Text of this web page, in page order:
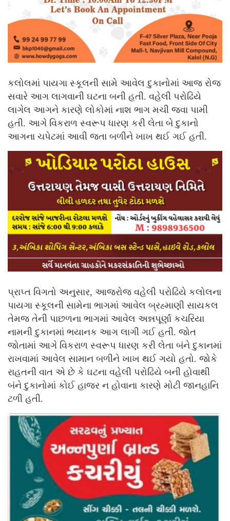
કલોલમાં પાયગા સ્કૂલની સામે આવેલ દુકાનોમાં આજ રોજ
સવારે આગ લાગવાની ઘટના બની હતી. વહેલી પરોઢિયે
લાગેલ આગને કારણે લોકોમાં નાશ ભાગ મચી જવા પામી
હતી. આગે વિકરાળ સ્વરૂપ ધારણ કરી લેતા બે દુકાનો
આગના ચપેટમાં આવી જતા બળીને ખાખ થઈ ગઈ હતી.
પ્રાપ્ત વિગતો અનુસાર, આજરોજ વહેલી પરોઢિયે કલોલના
પાયગા સ્કૂલની સામેના ભાગમાં આવેલ બ્રહ્માણી સાયકલ
તેમજ તેની પાછળના ભાગમાં આવેલ અન્નપૂર્ણા કચરિયા
નામની દુકાનમાં ભયાનક આગ લાગી ગઈ હતી. જોત
જોતામાં આગે વિકરાળ સ્વરૂપ ધારણ કરી લેતા બંને દુકાનમાં
રાખવામાં આવેલ સામાન બળીને ખાખ થઈ ગયો હતો. જોકે
રાહતની વાત એ છે કે ઘટના વહેલી પરોઢિયે બની હોવાથી
બંને દુકાનોમાં કોઈ હાજર ન હોવાના કારણે મોટી જાનહાનિ
ટળી હતી.